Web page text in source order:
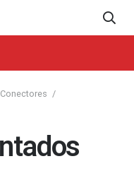
/